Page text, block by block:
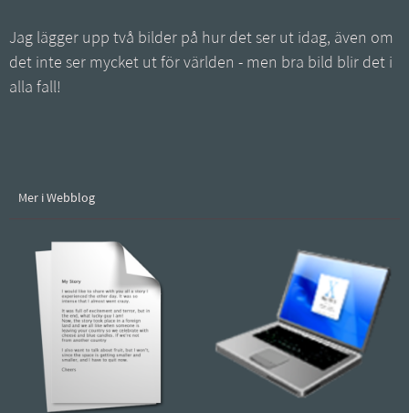
Jag lägger upp två bilder på hur det ser ut idag, även om
det inte ser mycket ut för världen - men bra bild blir det i
alla fall!
Mer i Webblog